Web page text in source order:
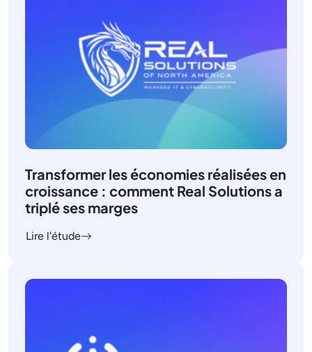
Transformer les économies réalisées en
croissance : comment Real Solutions a
triplé ses marges
Lire l'étude